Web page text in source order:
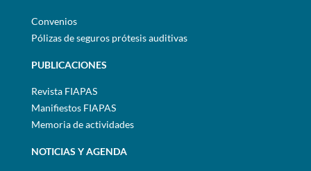
Convenios
Pólizas de seguros prótesis auditivas
PUBLICACIONES
Revista FIAPAS
Manifiestos FIAPAS
Memoria de actividades
NOTICIAS Y AGENDA